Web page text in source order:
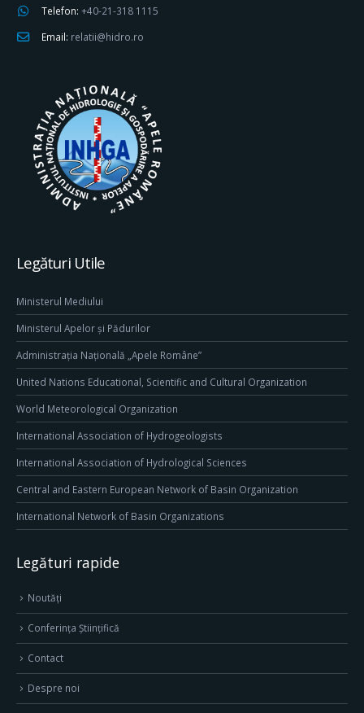
Telefon: +40-21-318 1115
Email: relatii@hidro.ro
Legături Utile
Ministerul Mediului
Ministerul Apelor și Pădurilor
Administrația Națională „Apele Române”
United Nations Educational, Scientific and Cultural Organization
World Meteorological Organization
International Association of Hydrogeologists
International Association of Hydrological Sciences
Central and Eastern European Network of Basin Organization
International Network of Basin Organizations
Legături rapide
Noutăți
Conferința Științifică
Contact
Despre noi